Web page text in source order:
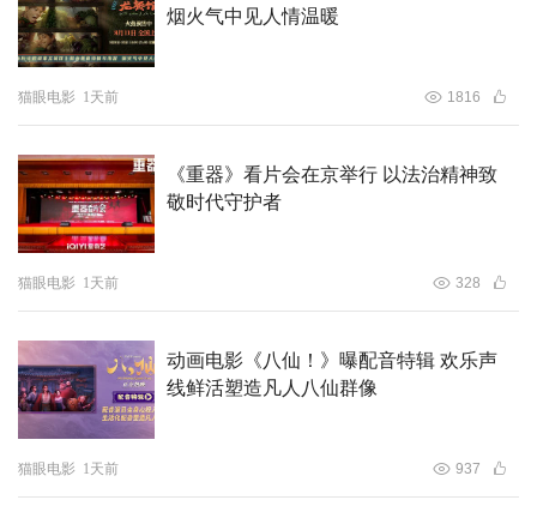
烟火气中见人情温暖
猫眼电影 1天前 1816
《重器》看片会在京举行 以法治精神致
敬时代守护者
猫眼电影 1天前 328
动画电影《八仙！》曝配音特辑 欢乐声
线鲜活塑造凡人八仙群像
猫眼电影 1天前 937